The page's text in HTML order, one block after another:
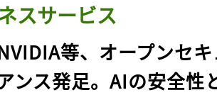
スサービス
等、オープンセ
ンス発足。AIの安全性